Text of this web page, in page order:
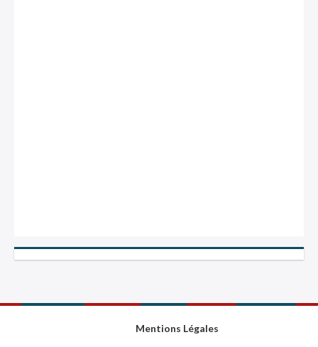
Mentions Légales